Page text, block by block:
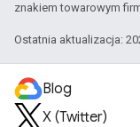
znakiem towarowym
Ostatnia aktualizacja:
Blog
X (Twitter)